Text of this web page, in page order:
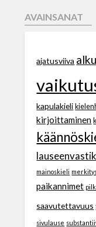
AVAINSANAT
ajatusviiva
kapulakieli
kirjoittaminen
mainoskieli
paikannimet
saavutettavuus
sivulause